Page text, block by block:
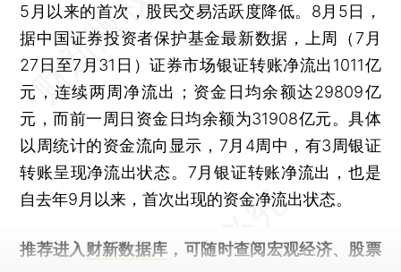
5月以来的首次，股民交易活跃度降低。8月5日，
据中国证券投资者保护基金最新数据，上周（7月
27日至7月31日）证券市场银证转账净流出1011亿
元，连续两周净流出；资金日均余额达29809亿
元，而前一周日资金日均余额为31908亿元。具体
以周统计的资金流向显示，7月4周中，有3周银证
转账呈现净流出状态。7月银证转账净流出，也是
自去年9月以来，首次出现的资金净流出状态。
推荐进入 财新数据库 ，可随时查阅宏观经济、股票